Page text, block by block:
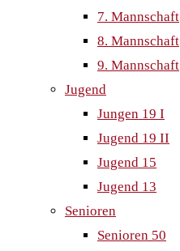
7. Mannschaft
8. Mannschaft
9. Mannschaft
Jugend
Jungen 19 I
Jugend 19 II
Jugend 15
Jugend 13
Senioren
Senioren 50
Oberliga